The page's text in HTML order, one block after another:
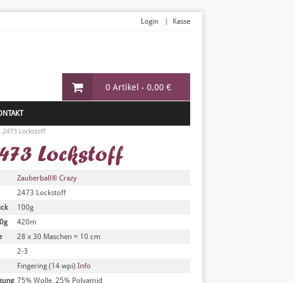
0 Artikel - 0,00 €
Login Kasse
2473 Lockstoff
Lockstoff
Zauberball® Crazy
2473 Lockstoff
100g
420m
28 x 30 Maschen = 10 cm
2-3
Fingering (14 wpi) Info
75% Wolle, 25% Polyamid